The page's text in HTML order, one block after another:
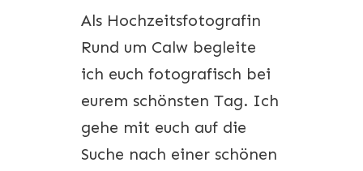
Als Hochzeitsfotografin
Rund um Calw begleite
ich euch fotografisch bei
eurem schönsten Tag. Ich
gehe mit euch auf die
Suche nach einer schönen